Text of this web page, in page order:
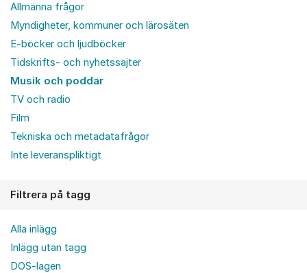
Allmänna frågor
Myndigheter, kommuner och lärosäten
E-böcker och ljudböcker
Tidskrifts- och nyhetssajter
Musik och poddar
TV och radio
Film
Tekniska och metadatafrågor
Inte leveranspliktigt
Filtrera på tagg
Alla inlägg
Inlägg utan tagg
DOS-lagen